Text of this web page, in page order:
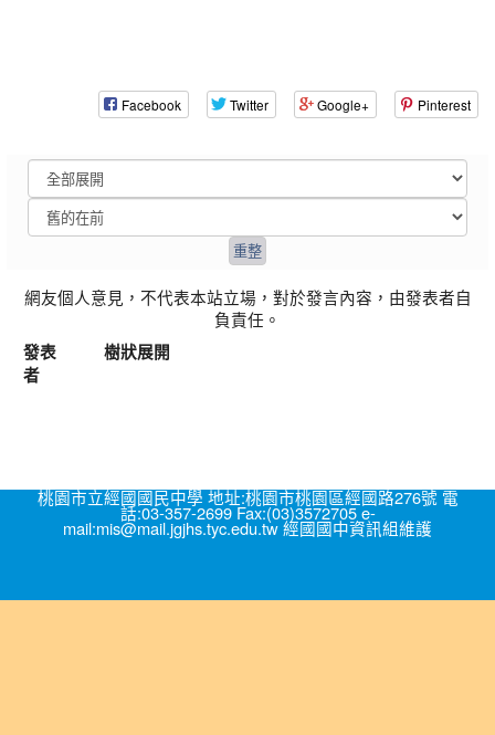
Facebook Twitter Google+ Pinterest
網友個人意見，不代表本站立場，對於發言內容，由發表者自
負責任。
發表
者
樹狀展開
桃園市立經國國民中學 地址:桃園市桃園區經國路276號 電
話:03-357-2699 Fax:(03)3572705 e-
mail:mis@mail.jgjhs.tyc.edu.tw 經國國中資訊組維護